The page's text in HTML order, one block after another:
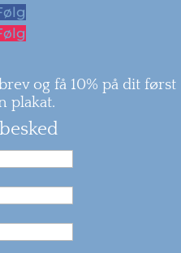
og få 10% på dit først
plakat.